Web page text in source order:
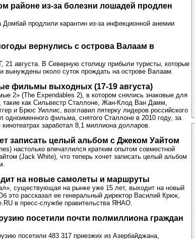
районе из-за болезни лошадей продлен
Домбай продлили карантин из-за инфекционной анемии
вернулись с острова Валаам в
августа. В Северную столицу прибыли туристы, которые
вынуждены около суток прождать на острове Валаам.
фильмы выходных (17-19 августа)
2» (The Expendables 2), в котором снялись знаковые для
такие как Сильвестр Сталлоне, Жан-Клод Ван Дамм,
и Брюс Уиллис, возглавил пятерку лидеров российского
одноименного фильма, снятого Сталлоне в 2010 году, за
заработал 8,1 миллиона долларов.
записать целый альбом с Джеком Уайтом
настолько впечатлился кратким опытом совместной
(Jack White), что теперь хочет записать целый альбом
на новые самолеты и маршруты
существующая на рынке уже 15 лет, выходит на новый
это рассказал ее генеральный директор Василий Крюк,
в пресс-службе правительства ЯНАО.
посетили почти полмиллиона граждан
посетили 483 317 приезжих из Азербайджана,